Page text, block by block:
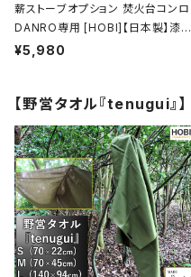
薪ストーブオプション 焚火台コンロ
DANRO専用 [HOBI]【日本製】漆黒
のブラックコート鉄 [無骨でタフ] 煙
¥5,980
【野営タオル『tenugui』】